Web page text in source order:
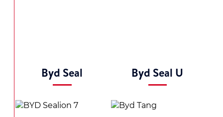
Byd Seal Byd Seal U